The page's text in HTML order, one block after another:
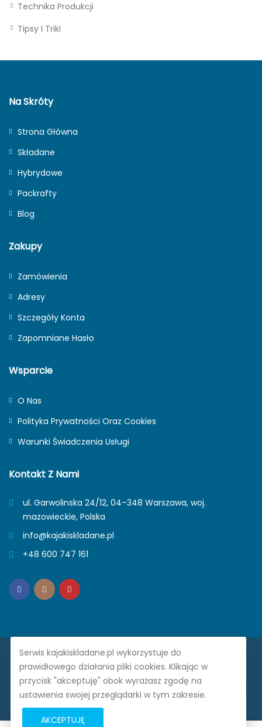
Technika Produkcji
Tipsy I Triki
Na Skróty
Strona Główna
Składane
Hybrydowe
Packrafty
Blog
Zakupy
Zamówienia
Adresy
Szczegóły Konta
Zapomniane Hasło
Wsparcie
O Nas
Polityka Prywatności Oraz Cookies
Warunki Świadczenia Usługi
Kontakt Z Nami
ul. Garwolinska 24/12, 04–348 Warszawa, woj.
mazowieckie, Polska
info@kajakiskladane.pl
+48 600 747 161
Prime Trade Poland. © 2026. Wszelkie prawa zastrzeżone.
Na tej stronie wykorzystujemy ciasteczka.Dowiedz się
więcej.
Serwis kajakiskladane.pl wykorzystuje do
prawidłowego działania pliki cookies. Klikając w
przycisk "akceptuję" obok wyrażasz zgodę na
ustawienia swojej przeglądarki w tym zakresie.
AKCEPTUJĘ